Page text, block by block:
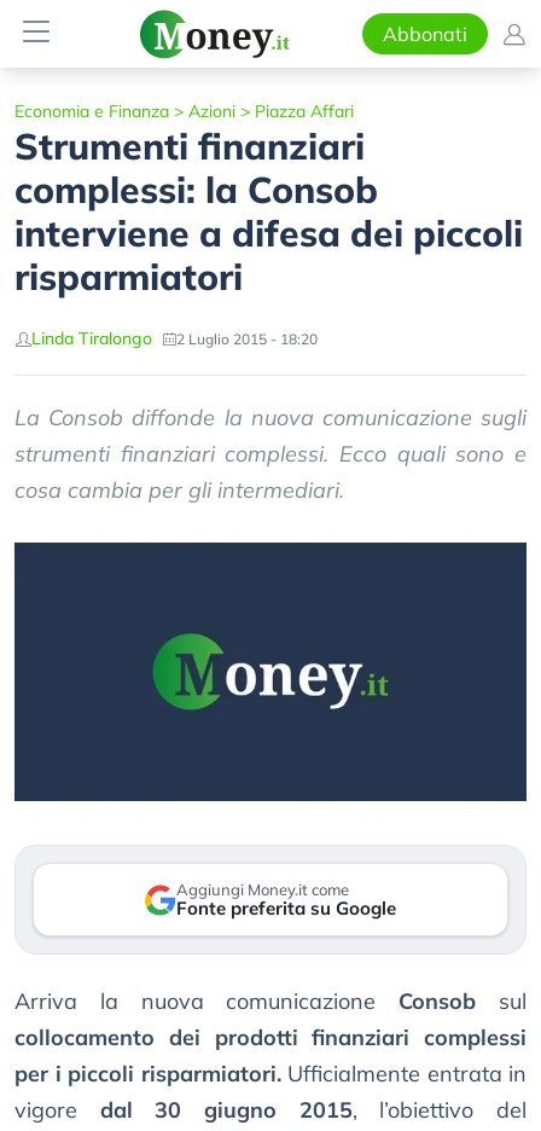
Abbonati
Economia e Finanza > Azioni > Piazza Affari
Strumenti finanziari
complessi: la Consob
interviene a difesa dei piccoli
risparmiatori
Linda Tiralongo 2 Luglio 2015 - 18:20
La Consob diffonde la nuova comunicazione sugli
strumenti finanziari complessi. Ecco quali sono e
cosa cambia per gli intermediari.
Aggiungi Money.it come
Fonte preferita su Google
Arriva la nuova comunicazione Consob sul
collocamento dei prodotti finanziari complessi
per i piccoli risparmiatori.Ufficialmente entrata in
vigore dal 30 giugno 2015, l’obiettivo del